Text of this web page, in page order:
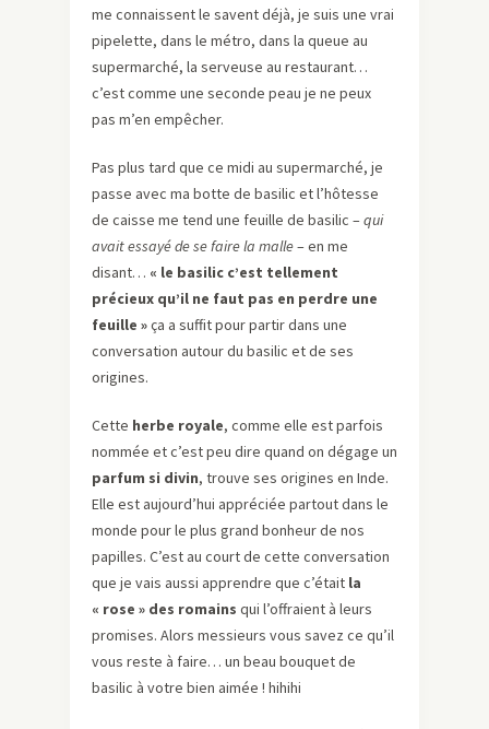
me connaissent le savent déjà, je suis une vrai
pipelette, dans le métro, dans la queue au
supermarché, la serveuse au restaurant…
c’est comme une seconde peau je ne peux
pas m’en empêcher.
Pas plus tard que ce midi au supermarché, je
passe avec ma botte de basilic et l’hôtesse
de caisse me tend une feuille de basilic –qui
avait essayé de se faire la malle– en me
disant… « le basilic c’est tellement
précieux qu’il ne faut pas en perdre une
feuille »ça a suffit pour partir dans une
conversation autour du basilic et de ses
origines.
Cette herbe royale, comme elle est parfois
nommée et c’est peu dire quand on dégage un
parfum si divin, trouve ses origines en Inde.
Elle est aujourd’hui appréciée partout dans le
monde pour le plus grand bonheur de nos
papilles. C’est au court de cette conversation
que je vais aussi apprendre que c’était la
« rose » des romains qui l’offraient à leurs
promises. Alors messieurs vous savez ce qu’il
vous reste à faire… un beau bouquet de
basilic à votre bien aimée ! hihihi